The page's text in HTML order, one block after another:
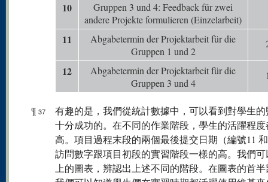
10
Gruppen 3 und 4: Feedback für zwei
andere Projekte formulieren (Einzelarbeit)
11
Abgabetermin der Projektarbeit für die
Gruppen 1 und 2
12
Abgabetermin der Projektarbeit für die
Gruppen 3 und 4
¶ 37
有趣的是，我們從統計數據中，可以看到對學生
十分成功的。在不同的作業階段，學生的活躍程度
高。項目過程末段的兩個最後提交日期（編號11
訪問數字跟項目初段的實習階段一樣的高。我們
上的圖表，辨認出上述不同的階段。在圖表的首